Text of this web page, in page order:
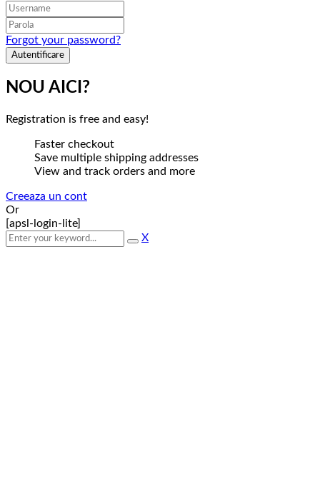
Forgot your password?
NOU AICI?
Registration is free and easy!
Faster checkout
Save multiple shipping addresses
View and track orders and more
Creeaza un cont
Or
[apsl-login-lite]
X